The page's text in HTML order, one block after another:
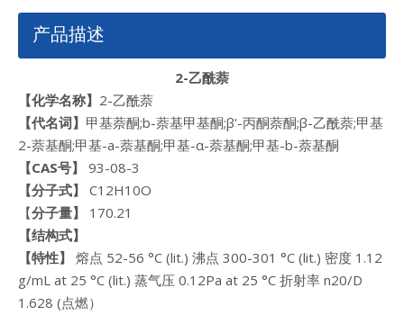
产品描述
2-乙酰萘
【化学名称】 2-乙酰萘
【代名词】 甲基萘酮;b-萘基甲基酮;β'-丙酮萘酮;β-乙酰萘;甲基
2-萘基酮;甲基-a-萘基酮;甲基-α-萘基酮;甲基-b-萘基酮
【CAS号】
93-08-3
【分子式】
C12H10O
【分子量】
170.21
【结构式】
【特性】
熔点 52-56 °C (lit.) 沸点 300-301 °C (lit.) 密度 1.12
g/mL at 25 °C (lit.) 蒸气压 0.12Pa at 25 °C 折射率 n20/D
1.628 (点燃）